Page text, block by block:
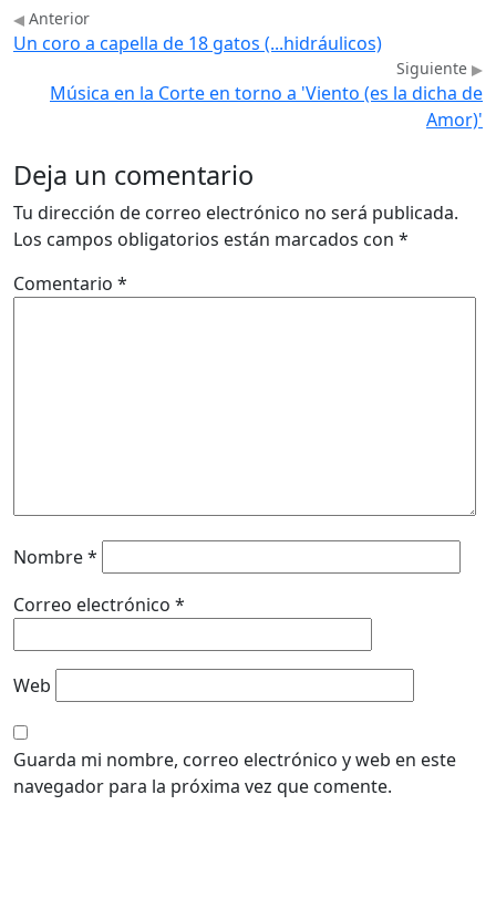
Anterior
Un coro a capella de 18 gatos (...hidráulicos)
Siguiente
Música en la Corte en torno a 'Viento (es la dicha de
Amor)'
Deja un comentario
Tu dirección de correo electrónico no será publicada.
Los campos obligatorios están marcados con *
Comentario *
Nombre*
Correo electrónico *
Web
Guarda mi nombre, correo electrónico y web en este
navegador para la próxima vez que comente.